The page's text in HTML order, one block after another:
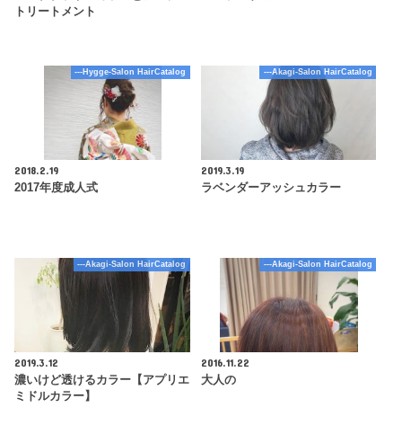
トリートメント
---Hygge-Salon HairCatalog
2018.2.19
2017年度成人式
---Akagi-Salon HairCatalog
2019.3.19
ラベンダーアッシュカラー
---Akagi-Salon HairCatalog
2019.3.12
濃いけど透けるカラー【アプリエ
ミドルカラー】
---Akagi-Salon HairCatalog
2016.11.22
大人の